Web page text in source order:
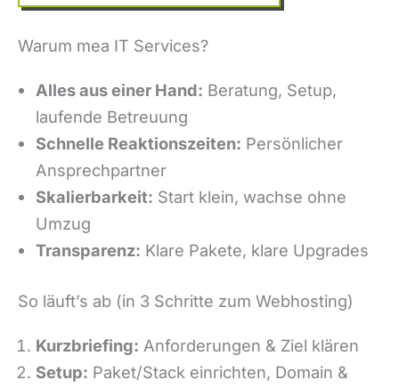
Warum mea IT Services?
Alles aus einer Hand: Beratung, Setup,
laufende Betreuung
Schnelle Reaktionszeiten: Persönlicher
Ansprechpartner
Skalierbarkeit: Start klein, wachse ohne
Umzug
Transparenz: Klare Pakete, klare Upgrades
So läuft’s ab (in 3 Schritte zum Webhosting)
Kurzbriefing: Anforderungen & Ziel klären
Setup: Paket/Stack einrichten, Domain &